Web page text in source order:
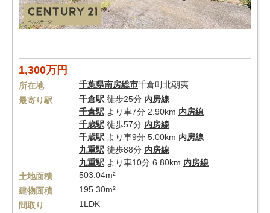
1,300万円
所在地 千葉県南房総市千倉町北朝夷
最寄り駅
千倉駅 徒歩25分 内房線
千倉駅 より車7分 2.90km 内房線
千歳駅 徒歩57分 内房線
千歳駅 より車9分 5.00km 内房線
九重駅 徒歩88分 内房線
九重駅 より車10分 6.80km 内房線
土地面積
503.04m²
建物面積
195.30m²
間取り
1LDK